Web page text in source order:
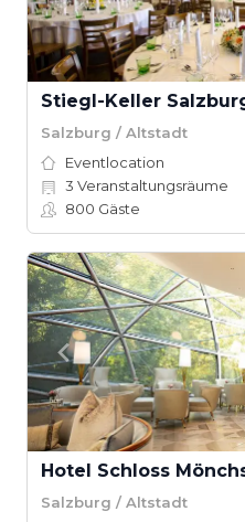
Stiegl-Keller
Salzburg / Altstadt
Eventlocation
3 Veranstaltungsräume
800 Gäste
Hotel Schloss
Salzburg / Altstadt